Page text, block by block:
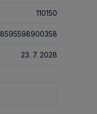
110150
8595598900358
23. 7. 2028